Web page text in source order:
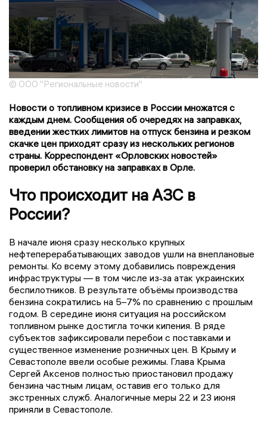
© ООО "Региональные новости"
Новости о топливном кризисе в России множатся с
каждым днем. Сообщения об очередях на заправках,
введении жестких лимитов на отпуск бензина и резком
скачке цен приходят сразу из нескольких регионов
страны. Корреспондент «Орловских новостей»
проверил обстановку на заправках в Орле.
Что происходит на АЗС в
России?
В начале июня сразу несколько крупных
нефтеперерабатывающих заводов ушли на внеплановые
ремонты. Ко всему этому добавились повреждения
инфраструктуры — в том числе из‑за атак украинских
беспилотников. В результате объёмы производства
бензина сократились на 5–7% по сравнению с прошлым
годом. В середине июня ситуация на российском
топливном рынке достигла точки кипения. В ряде
субъектов зафиксировали перебои с поставками и
существенное изменение розничных цен. В Крыму и
Севастополе ввели особые режимы. Глава Крыма
Сергей Аксенов полностью приостановил продажу
бензина частным лицам, оставив его только для
экстренных служб. Аналогичные меры 22 и 23 июня
приняли в Севастополе.